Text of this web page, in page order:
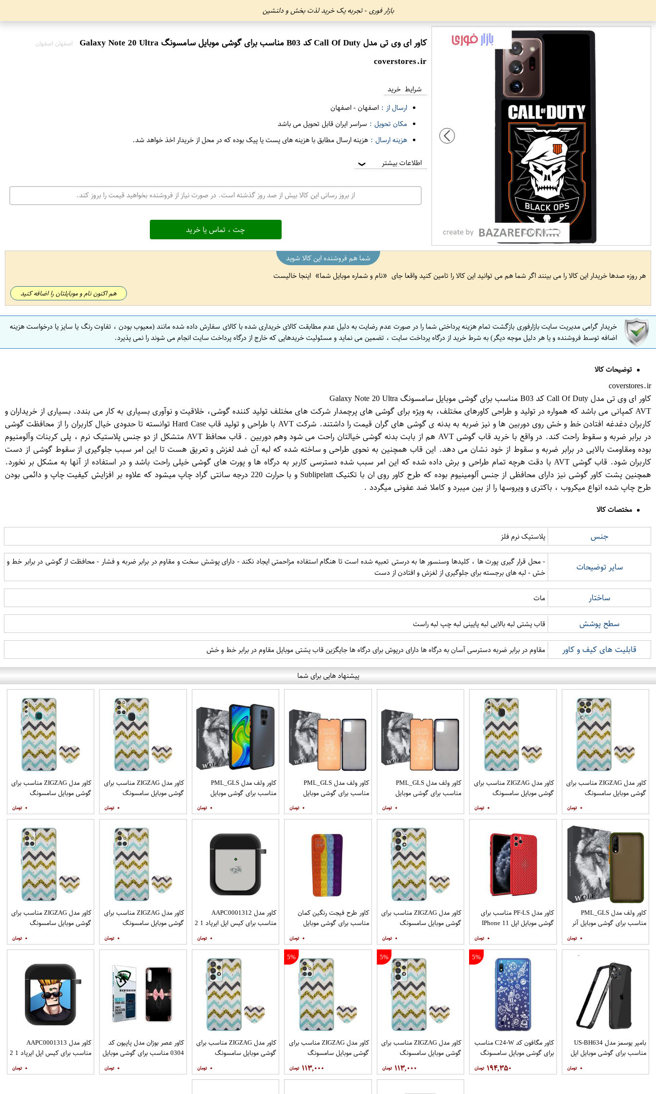
بازار فوری - تجربه یک خرید لذت بخش و دلنشین
کاور ای وی تی مدل Call Of Duty کد B03 مناسب برای گوشی موبایل سامسونگ Galaxy Note 20 Ultra اصفهان اصفهان
coverstores.ir
شرایط خرید
ارسال از : اصفهان-اصفهان
مکان تحویل : سراسر ایران قابل تحویل می باشد
هزینه ارسال : هزینه ارسال مطابق با هزینه های پست یا پیک بوده که در محل از خریدار اخذ خواهد شد.
اطلاعات بیشتر ❯
از بروز رسانی این کالا بیش از صد روز گذشته است. در صورت نیاز از فروشنده بخواهید قیمت را بروز کند.
چت ، تماس یا خرید
شما هم فروشنده این کالا شوید
هر روزه صدها خریدار این کالا را می بینند اگر شما هم می توانید این کالا را تامین کنید واقعا جای
نام و شماره موبایل شما اینجا خالیست
هم اکنون نام و موبایلتان را اضافه کنید
خریدار گرامی مدیریت سایت بازارفوری بازگشت تمام هزینه پرداختی شما را در صورت عدم رضایت به دلیل عدم مطابقت کالای خریداری شده با کالای سفارش داده شده مانند (معیوب بودن ، تفاوت رنگ یا سایز یا درخواست هزینه
اضافه توسط فروشنده و یا هر دلیل موجه دیگر) به شرط خرید از درگاه پرداخت سایت ، تضمین می نماید و مسئولیت خریدهایی که خارج از درگاه پرداخت سایت انجام می شوند را نمی پذیرد.
توضیحات کالا
coverstores.ir
کاور ای وی تی مدل Call Of Duty کد B03 مناسب برای گوشی موبایل سامسونگ Galaxy Note 20 Ultra
AVT کمپانی می باشد که همواره در تولید و طراحی کاورهای مختلف، به ویژه برای گوشی های پرچمدار شرکت های مختلف تولید کننده گوشی، خلاقیت و نوآوری بسیاری به کار می بندد. بسیاری از خریداران و
کاربران دغدغه افتادن خط و خش روی دوربین ها و نیز ضربه به بدنه ی گوشی های گران قیمت را داشتند. شرکت AVT با طراحی و تولید قاب Hard Case توانسته تا حدودی خیال کاربران را از محافظت گوشی
در برابر ضربه و سقوط راحت کند. در واقع با خرید قاب گوشی AVT هم از بابت بدنه گوشی خیالتان راحت می شود وهم دوربین . قاب محافظ AVT متشکل از دو جنس پلاستیک نرم ، پلی کربنات وآلومنیوم
بوده ومقاومت بالایی در برابر ضربه و سقوط از خود نشان می دهد. این قاب همچنین به نحوی طراحی و ساخته شده که لبه آن ضد لغزش و تعریق هست تا این امر سبب جلوگیری از سقوط گوشی از دست
کاربران شود. قاب گوشی AVT با دقت هرچه تمام طراحی و برش داده شده که این امر سبب شده دسترسی کاربر به درگاه ها و پورت های گوشی خیلی راحت باشد و در استفاده از آنها به مشکل بر نخورد.
همچنین پشت کاور گوشی نیز دارای محافظی از جنس آلومینیوم بوده که طرح کاور روی ان با تکنیک Sublipelatt و با حرارت 220 درجه سانتی گراد چاپ میشود که علاوه بر افزایش کیفیت چاپ و دائمی بودن
طرح چاپ شده انواع میکروب ، باکتری و ویروسها را از بین میبرد و کاملا ضد عفونی میگردد .
مختصات کالا
جنس پلاستیک نرم فلز
سایر توضیحات
- محل قرار گیری پورت ها ، کلیدها وسنسور ها به درستی تعبیه شده است تا هنگام استفاده مزاحمتی ایجاد نکند - دارای پوشش سخت و مقاوم در برابر ضربه و فشار - محافظت از گوشی در برابر خط و
خش - لبه های برجسته برای جلوگیری از لغزش و افتادن از دست
ساختار مات
سطح پوشش قاب پشتی لبه بالایی لبه پایینی لبه چپ لبه راست
قابلیت های کیف و کاور مقاوم در برابر ضربه دسترسی آسان به درگاه ها دارای درپوش برای درگاه ها جایگزین قاب پشتی موبایل مقاوم در برابر خط و خش
پیشنهاد هایی برای شما
کاور مدل ZIGZAG مناسب برای
گوشی موبایل سامسونگ
نگهدارنده
۰
کاور مدل ZIGZAG مناسب برای
گوشی موبایل سامسونگ
همراه پایه نگهدارنده
۰
کاور ولف مدل PML_GLS
مناسب برای گوشی موبایل
همراه محافظ صفحه نمایش
۰
کاور ولف مدل PML_GLS
مناسب برای گوشی موبایل
همراه محافظ صفحه نمایش
۰
کاور ولف مدل PML_GLS
مناسب برای گوشی موبایل
۰
کاور مدل ZIGZAG مناسب برای
گوشی موبایل سامسونگ
نگهدارنده
۰
کاور مدل ZIGZAG مناسب برای
گوشی موبایل سامسونگ
نگهدارنده
۰
کاور ولف مدل PML_GLS
مناسب برای گوشی موبایل آنر
۰
کاور مدل PF-LS مناسب برای
گوشی موبایل اپل IPhone 11
۰
کاور مدل ZIGZAG مناسب برای
گوشی موبایل سامسونگ
نگهدارنده
۰
کاور طرح فیجت رنگین کمان
مناسب برای گوشی موبایل
۰
کاور مدل AAPC0001312
مناسب برای کیس اپل ایرپاد 1 2
۰
کاور مدل ZIGZAG مناسب برای
گوشی موبایل سامسونگ
نگهدارنده
۰
کاور مدل ZIGZAG مناسب برای
گوشی موبایل سامسونگ
نگهدارنده
۰
بامپر یوسمز مدل US-BH634
مناسب برای گوشی موبایل اپل
۰
5%
کاور مگافون کد C24-W مناسب
برای گوشی موبایل سامسونگ
۱۹۴,۳۵۰
5%
کاور مدل ZIGZAG مناسب برای
گوشی موبایل سامسونگ
Galaxy A72 به همراه پایه
نگهدارنده
۱۱۳,۰۰۰
5%
کاور مدل ZIGZAG مناسب برای
گوشی موبایل سامسونگ
Galaxy A71 به همراه پایه
نگهدارنده
۱۱۳,۰۰۰
کاور مدل ZIGZAG مناسب برای
گوشی موبایل سامسونگ
پایه نگهدارنده
۰
کاور عصر بوژان مدل پاپیون کد
0304 مناسب برای گوشی موبایل
۰
کاور مدل AAPC0001313
مناسب برای کیس اپل ایرپاد 1 2
۰